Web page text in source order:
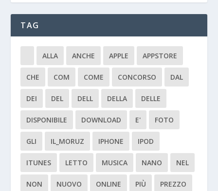
TAG
ALLA ANCHE APPLE APPSTORE
CHE COM COME CONCORSO DAL
DEI DEL DELL DELLA DELLE
DISPONIBILE DOWNLOAD E' FOTO
GLI IL_MORUZ IPHONE IPOD
ITUNES LETTO MUSICA NANO NEL
NON NUOVO ONLINE PIÙ PREZZO